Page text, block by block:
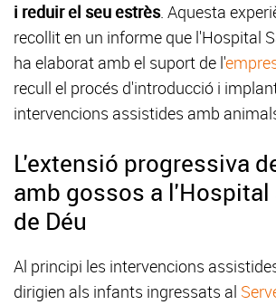
i reduir el seu estrès. Aquesta
recollit en un informe que l'Hospital
ha elaborat amb el suport de l'
recull el procés d'introducció i
intervencions assistides amb
L'extensió progressiva
amb gossos a l'Hospital
de Déu
Al principi les intervencions
dirigien als infants ingressats al